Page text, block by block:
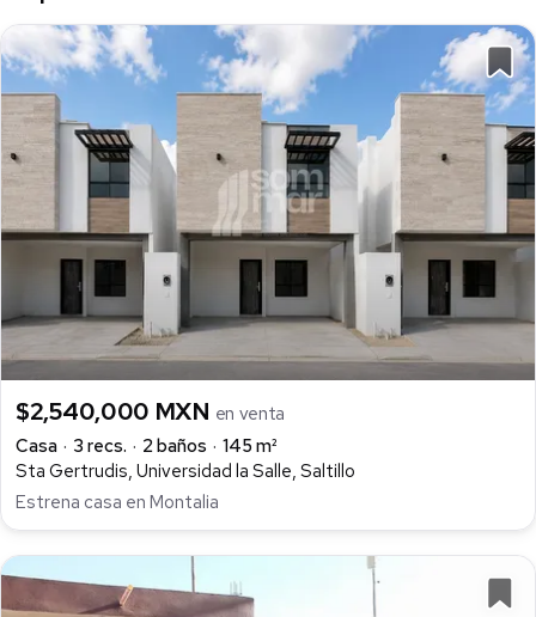
$2,540,000 MXN en venta
Casa
3 recs. 2 baños
145 m²
Sta Gertrudis, Universidad la Salle, Saltillo
Estrena casa en Montalia